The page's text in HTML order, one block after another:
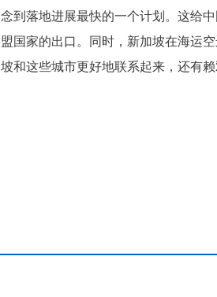
念到落地进展最快的一个计划。这给
盟国家的出口。同时，新加坡在海运
坡和这些城市更好地联系起来，还有赖